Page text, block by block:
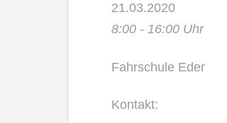
21.03.2020
8:00 - 16:00 Uhr
Fahrschule Eder
Kontakt: